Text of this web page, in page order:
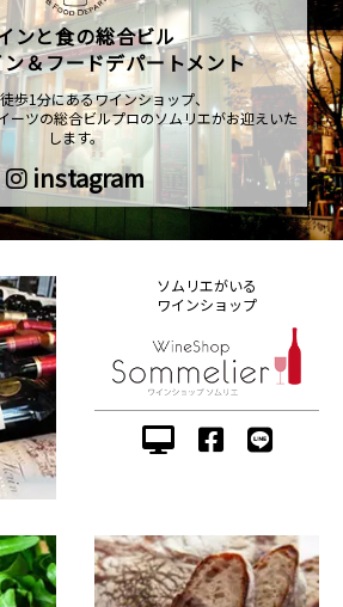
ンと食の総合ビル
＆フードデパートメント
歩1分にあるワインショップ、
ーツの総合ビルプロのソムリエがお迎えいた
します。
instagram
ソムリエがいる
ワインショップ